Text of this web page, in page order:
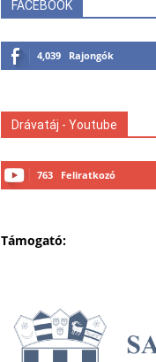
FACEBOOK
4,039 Rajongók
Drávatáj - Youtube
763 Feliratkozó
Támogató: